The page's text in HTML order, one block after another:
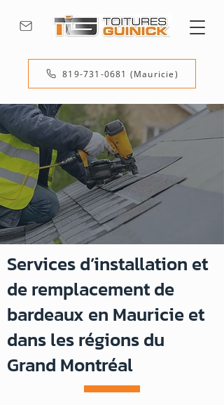
819-731-0681 (Mauricie)
Services d’installation et
de remplacement de
bardeaux en Mauricie et
dans les régions du
Grand Montréal